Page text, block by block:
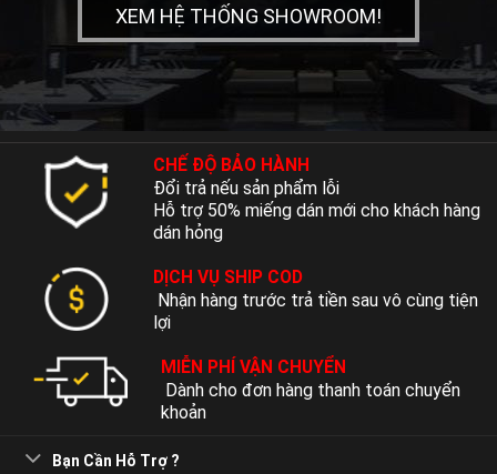
XEM HỆ THỐNG SHOWROOM!
CHẾ ĐỘ BẢO HÀNH
Đổi trả nếu sản phẩm lỗi
Hỗ trợ 50% miếng dán mới cho khách hàng
dán hỏng
DỊCH VỤ SHIP COD
Nhận hàng trước trả tiền sau vô cùng tiện
lợi
MIỄN PHÍ VẬN CHUYỂN
Dành cho đơn hàng thanh toán chuyển
khoản
Bạn Cần Hỗ Trợ ?